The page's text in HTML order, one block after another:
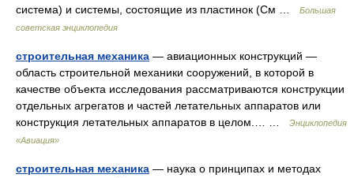
система) и системы, состоящие из пластинок (См …
Большая
советская энциклопедия
строительная механика — авиационных конструкций —
область строительной механики сооружений, в которой в
качестве объекта исследования рассматриваются конструкции
отдельных агрегатов и частей летательных аппаратов или
конструкция летательных аппаратов в целом.… …
Энциклопедия
«Авиация»
строительная механика — наука о принципах и методах